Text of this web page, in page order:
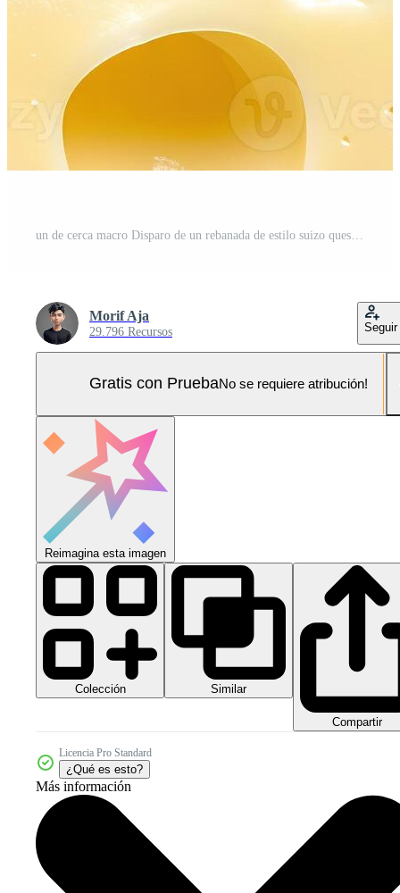
Morif Aja
29.796 Recursos Seguir
Gratis con PruebaNo se requiere atribución!
Reimagina esta imagen
Colección Similar
Compartir
Licencia Pro Standard
¿Qué es esto?
Más información